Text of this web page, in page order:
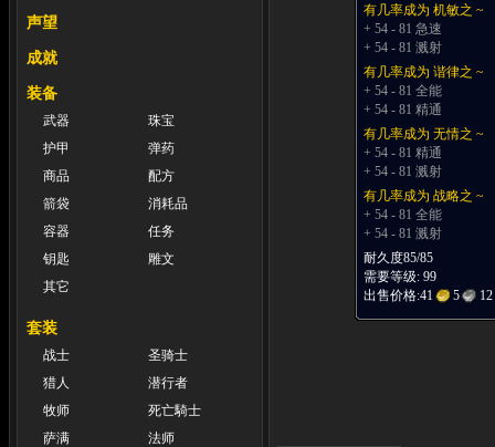
声望
成就
装备
武器
珠宝
护甲
弹药
商品
配方
箭袋
消耗品
容器
任务
钥匙
雕文
其它
套装
战士
圣骑士
猎人
潜行者
牧师
死亡騎士
萨满
法师
有几率成为 机敏之 ~
+ 54 - 81 急速
+ 54 - 81 溅射
有几率成为 谐律之 ~
+ 54 - 81 全能
+ 54 - 81 精通
有几率成为 无情之 ~
+ 54 - 81 精通
+ 54 - 81 溅射
有几率成为 战略之 ~
+ 54 - 81 全能
+ 54 - 81 溅射
耐久度85/85
需要等级: 99
出售价格:41 5 12